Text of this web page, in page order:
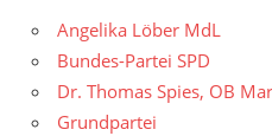
Angelika Löber MdL
Bundes-Partei SPD
Dr. Thomas Spies, OB
Grundpartei